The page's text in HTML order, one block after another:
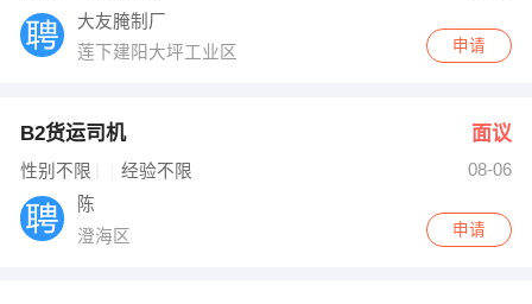
大友腌制厂
莲下建阳大坪工业区
申请
B2货运司机 面议
性别不限 经验不限
08-06
陈
澄海区
申请